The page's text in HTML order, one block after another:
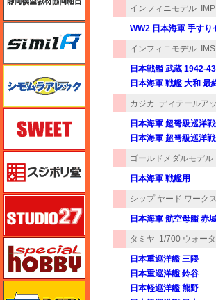
インフィニモデル
WW2 日本海軍 手すり
インフィニモデル
日本戦艦 武蔵 1942-
日本海軍 戦艦 大和
カジカ ディテールア
日本海軍 超弩級巡洋
日本海軍 超弩級巡洋
ゴールドメダルモデル
日本海軍 戦艦用
シップ ヤード ワークス
日本海軍 航空母艦 赤
タミヤ 1/700 ウォー
日本重巡洋艦 三隈
日本重巡洋艦 鈴谷
日本軽巡洋艦 熊野
シミラー（similR）
シモムラアレック
スイート（SWEET）
スタジオ27・タブデザイン
スペシャルホビー
ズベズダ（Zvezda）